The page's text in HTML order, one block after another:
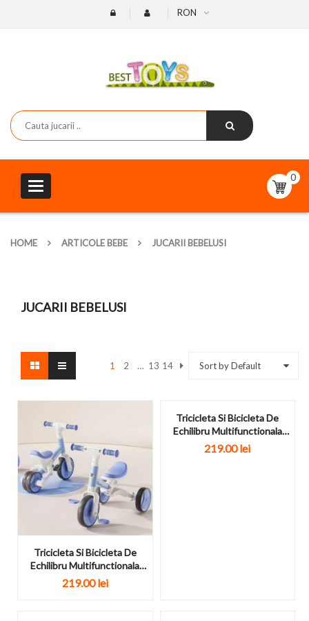
RON
Toggle
navigation
0
HOME ARTICOLE BEBE JUCARII BEBELUSI
JUCARII BEBELUSI
Sort by Default
1 2 … 13 14
Tricicleta Si Bicicleta De
Echilibru Multifunctionala
Pentru Copii Racer...
219.00lei
Tricicleta Si Bicicleta De
Echilibru Multifunctionala
Pentru Copii Racer...
219.00lei